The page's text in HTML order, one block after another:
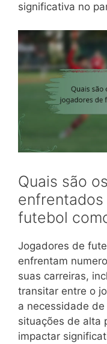
significativa no
Quais são
futebol
Jogadores de
enfrentam
suas carreiras,
transitar entre o
a necessidade
situações de alta
impactar